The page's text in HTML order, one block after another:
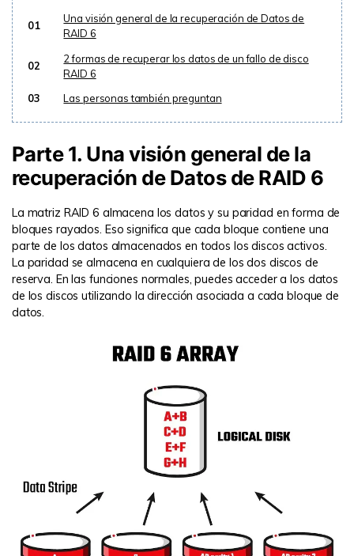
01
Una visión general de la recuperación de Datos de
RAID 6
02
2 formas de recuperar los datos de un fallo de disco
RAID 6
03
Las personas también preguntan
Parte 1. Una visión general de la
recuperación de Datos de RAID 6
La matriz RAID 6 almacena los datos y su paridad en forma de
bloques rayados. Eso significa que cada bloque contiene una
parte de los datos almacenados en todos los discos activos.
La paridad se almacena en cualquiera de los dos discos de
reserva. En las funciones normales, puedes acceder a los datos
de los discos utilizando la dirección asociada a cada bloque de
datos.